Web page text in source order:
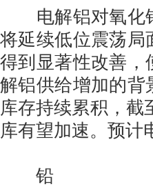
电解铝对氧化铝
将延续低位震荡局
得到显著性改善，
解铝供给增加的背
库存持续累积，截
库有望加速。预计
铅